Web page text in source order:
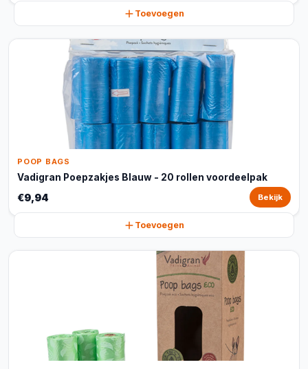
Toevoegen
POOP BAGS
Vadigran Poepzakjes Blauw - 20 rollen voordeelpak
€9,94 Bekijk
Toevoegen